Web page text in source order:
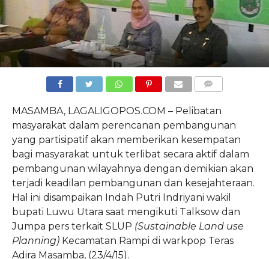
MASAMBA, LAGALIGOPOS.COM – Pelibatan
masyarakat dalam perencanan pembangunan
yang partisipatif akan memberikan kesempatan
bagi masyarakat untuk terlibat secara aktif dalam
pembangunan wilayahnya dengan demikian akan
terjadi keadilan pembangunan dan kesejahteraan.
Hal ini disampaikan Indah Putri Indriyani wakil
bupati Luwu Utara saat mengikuti Talksow dan
Jumpa pers terkait SLUP (Sustainable Land use
Planning)Kecamatan Rampi di warkpop Teras
Adira Masamba, (23/4/15).